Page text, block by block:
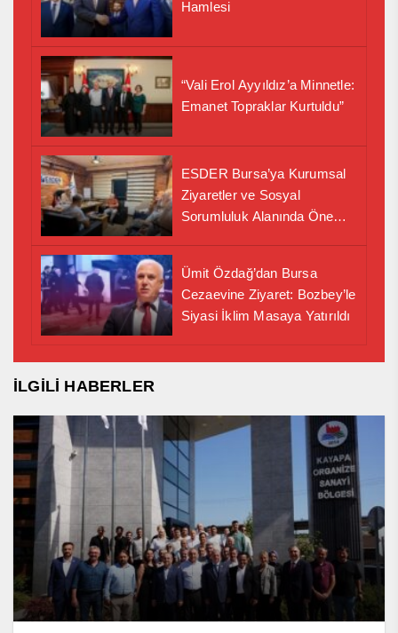
Hamlesi
“Vali Erol Ayyıldız’a Minnetle:
Emanet Topraklar Kurtuldu”
ESDER Bursa’ya Kurumsal
Ziyaretler ve Sosyal
Sorumluluk Alanında Önemli
Ümit Özdağ’dan Bursa
Cezaevine Ziyaret: Bozbey’le
Siyasi İklim Masaya Yatırıldı
İLGİLİ HABERLER